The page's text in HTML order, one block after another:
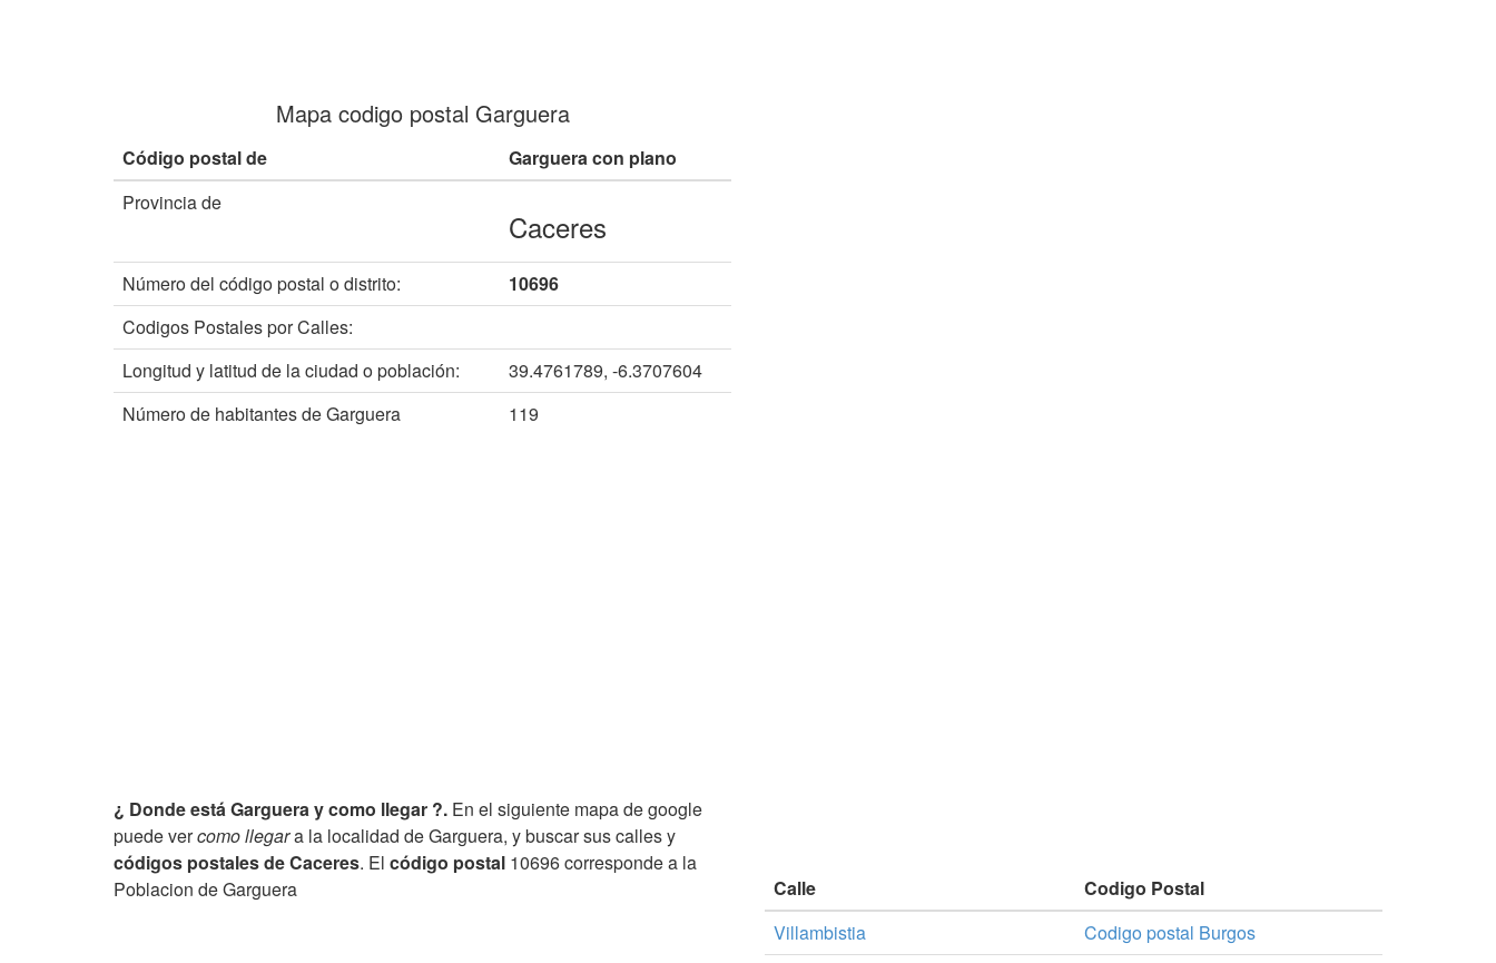
Mapa codigo postal Garguera
Código postal de
Garguera con plano
Provincia de
Caceres
Número del código postal o distrito:
10696
Codigos Postales por Calles:
Longitud y latitud de la ciudad o población:
39.4761789, -6.3707604
Número de habitantes de Garguera
119
¿ Donde está Garguera y como llegar ?. En el siguiente mapa de google
puede vercomo llegara la localidad de Garguera, y buscar sus calles y
códigos postales de Caceres. El código postal 10696 corresponde a la
Poblacion de Garguera
Calle
Codigo Postal
Villambistia
Codigo postal Burgos